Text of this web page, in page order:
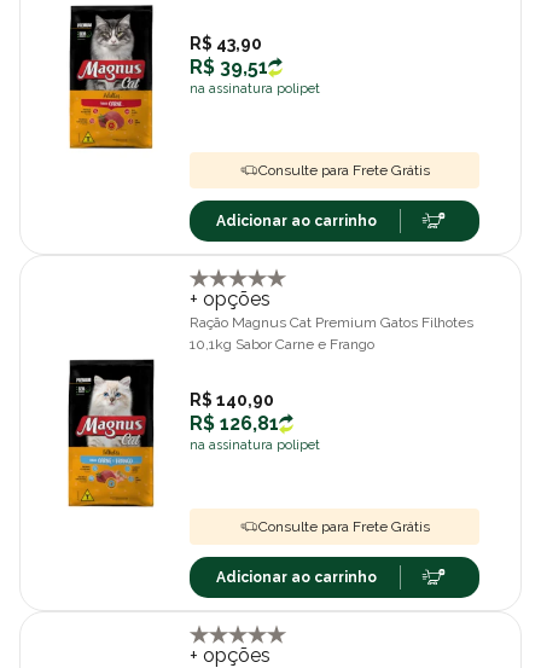
R$ 43,90
R$ 39,51
na assinatura polipet
Consulte para Frete Grátis
Adicionar ao carrinho
+ opções
Ração Magnus Cat Premium Gatos Filhotes
10,1kg Sabor Carne e Frango
R$ 140,90
R$ 126,81
na assinatura polipet
Consulte para Frete Grátis
Adicionar ao carrinho
+ opções